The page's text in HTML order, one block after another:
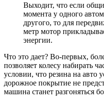
Выходит, что если
момента у одного
другого, то для
метр мотор
энергии.
Что это дает? Во-первых,
позволяет колесу набирать
условии, что резина на авто
дорожное покрытие не
машина станет разгоняться